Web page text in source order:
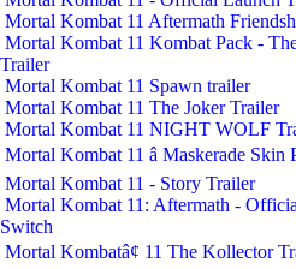
Mortal Kombat 11 Aftermath
Mortal Kombat 11 Kombat Pack -
Trailer
Mortal Kombat 11 Spawn trailer
Mortal Kombat 11 The Joker Trailer
Mortal Kombat 11 NIGHT WOLF
Mortal Kombat 11 â Maskerade Skin
Mortal Kombat 11 - Story Trailer
Mortal Kombat 11: Aftermath -
Switch
Mortal Kombatâ¢ 11 The Kollector